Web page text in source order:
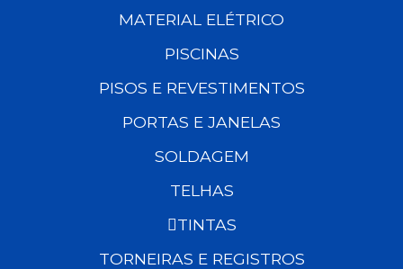
MATERIAL ELÉTRICO
PISCINAS
PISOS E REVESTIMENTOS
PORTAS E JANELAS
SOLDAGEM
TELHAS
TINTAS
TORNEIRAS E REGISTROS